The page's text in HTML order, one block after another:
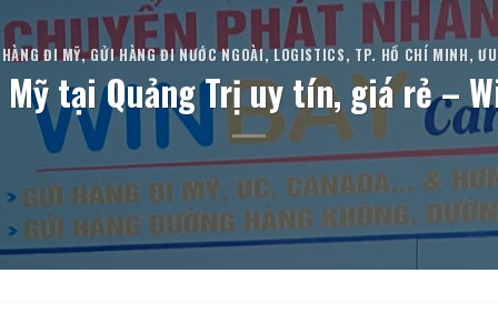
ĐI MỸ,GỬI HÀNG ĐI NƯỚC NGOÀI,LOGISTICS, TP. HỒ CHÍ MINH,
tại Quảng Trị uy tín, giá rẻ –